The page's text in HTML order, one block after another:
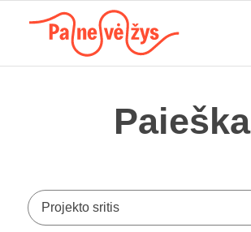
Paieška
Projekto sritis